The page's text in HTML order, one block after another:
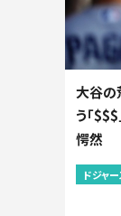
大谷の
う「
愕然
ドジャ